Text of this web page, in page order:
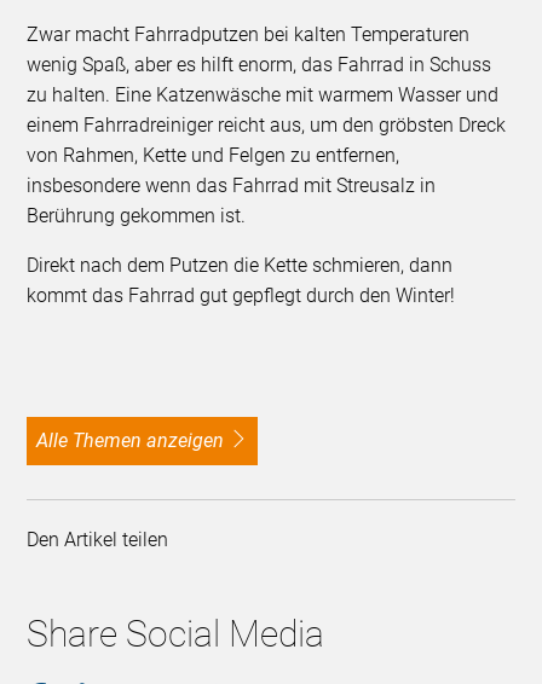
Zwar macht Fahrradputzen bei kalten Temperaturen
wenig Spaß, aber es hilft enorm, das Fahrrad in Schuss
zu halten. Eine Katzenwäsche mit warmem Wasser und
einem Fahrradreiniger reicht aus, um den gröbsten Dreck
von Rahmen, Kette und Felgen zu entfernen,
insbesondere wenn das Fahrrad mit Streusalz in
Berührung gekommen ist.
Direkt nach dem Putzen die Kette schmieren, dann
kommt das Fahrrad gut gepflegt durch den Winter!
alle Themen anzeigen
Den Artikel teilen
Share Social Media